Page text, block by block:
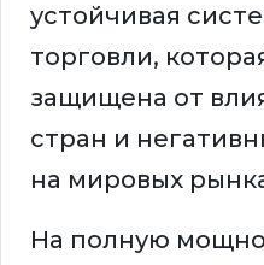
устойчивая
торговли,
защищена от
стран и
на мировых
На полную